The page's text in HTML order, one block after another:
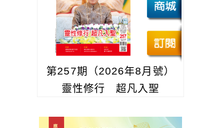
第257期（2026年8月號）
靈性修行 超凡入聖